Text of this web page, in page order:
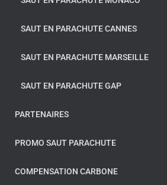
SAUT EN PARACHUTE CANNES
SAUT EN PARACHUTE MARSEILLE
SAUT EN PARACHUTE GAP
PARTENAIRES
PROMO SAUT PARACHUTE
COMPENSATION CARBONE